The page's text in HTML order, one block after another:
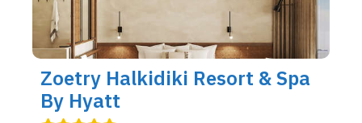
Zoetry Halkidiki Resort & Spa
By Hyatt